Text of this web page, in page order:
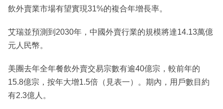
飲外賣業市場有望實現31%的複合年增長率。
艾瑞並預測到2030年，中國外賣行業的規模將達14.13萬億
元人民幣。
美團去年全年餐飲外賣交易宗數有逾40億宗，較前年的
15.8億宗，按年大增1.5倍（見表一）。期內，用戶數目約
有2.3億人。